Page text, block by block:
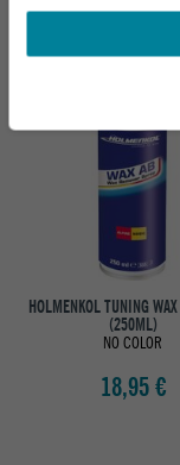
HOLMENKOL TUNING
(250ML)
NO COLOR
18,95 €